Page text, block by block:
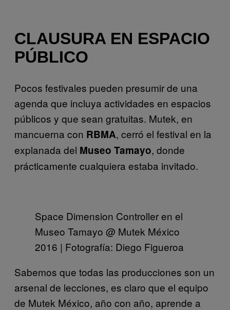
CLAUSURA EN ESPACIO
PÚBLICO
Pocos festivales pueden presumir de una
agenda que incluya actividades en espacios
públicos y que sean gratuitas. Mutek, en
mancuerna con RBMA, cerró el festival en la
explanada del Museo Tamayo, donde
prácticamente cualquiera estaba invitado.
Space Dimension Controller en el
Museo Tamayo @ Mutek México
2016 | Fotografía: Diego Figueroa
Sabemos que todas las producciones son un
arsenal de lecciones, es claro que el equipo
de Mutek México, año con año, aprende a